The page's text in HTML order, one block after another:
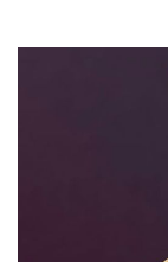
Back-
Simbologia
Tatuaggi
Leoni, ali e
Quando un
scambia con
tatuaggi che